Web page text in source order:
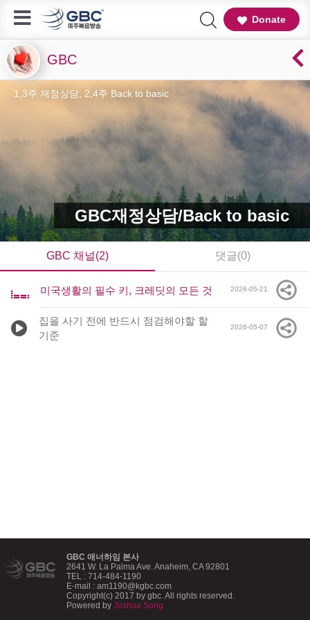
Donate
GBC
GBC재정상담/Back to basic
1,3주 재정상담, 2,4주 Back to basic
GBC 채널(2) 댓글(0)
미국생활의 필수 키, 크레딧의 모든 것 2026-05-21
집을 사기 전에 반드시 점검해야할 할
기준
2026-05-07
GBC 애너하임 본사
2641 W. La Palma Ave. Anaheim, CA 92801
TEL : 714-484-1190
E-mail : am1190@kgbc.com
Copyright(c) 2017 by gbc. All rights reserved.
Powered by Joshua Song